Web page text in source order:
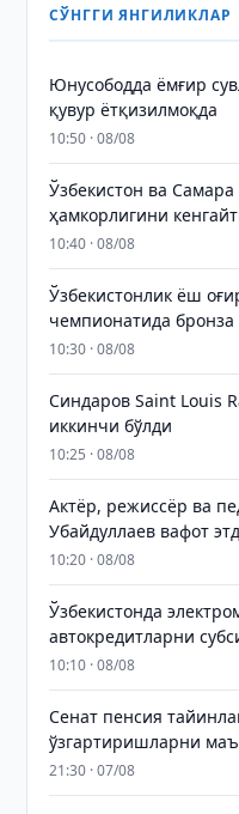
СЎНГГИ ЯНГИЛИКЛАР
Юнусободда ёмғир
қувур ётқизилмоқда
10:50 · 08/08
Ўзбекистон ва
ҳамкорлигини
10:40 · 08/08
Ўзбекистонлик ёш
чемпионатида бронза
10:30 · 08/08
Синдаров Saint Louis
иккинчи бўлди
10:25 · 08/08
Актёр, режиссёр ва
Убайдуллаев вафот
10:20 · 08/08
Ўзбекистонда
автокредитларни
10:10 · 08/08
Сенат пенсия
ўзгартиришларни
21:30 · 07/08